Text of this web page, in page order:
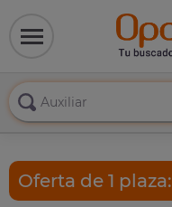
Oferta de 1 plaza: